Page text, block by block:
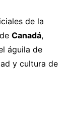
de la
Canadá,
águila de
y cultura de